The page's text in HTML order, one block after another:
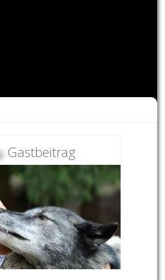
Gastbeitrag